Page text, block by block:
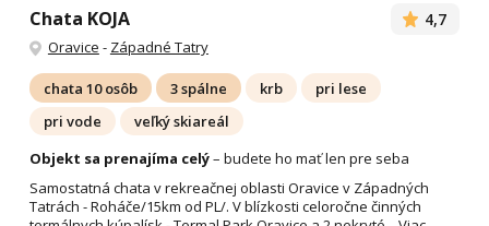
Chata KOJA 4,7
Oravice - Západné Tatry
chata 10 osôb 3 spálne krb
pri lese
pri vode
veľký skiareál
Objekt sa prenajíma celý– budete ho mať len pre seba
Samostatná chata v rekreačnej oblasti Oravice v Západných
Tatrách - Roháče/15km od PL/. V blízkosti celoročne činných